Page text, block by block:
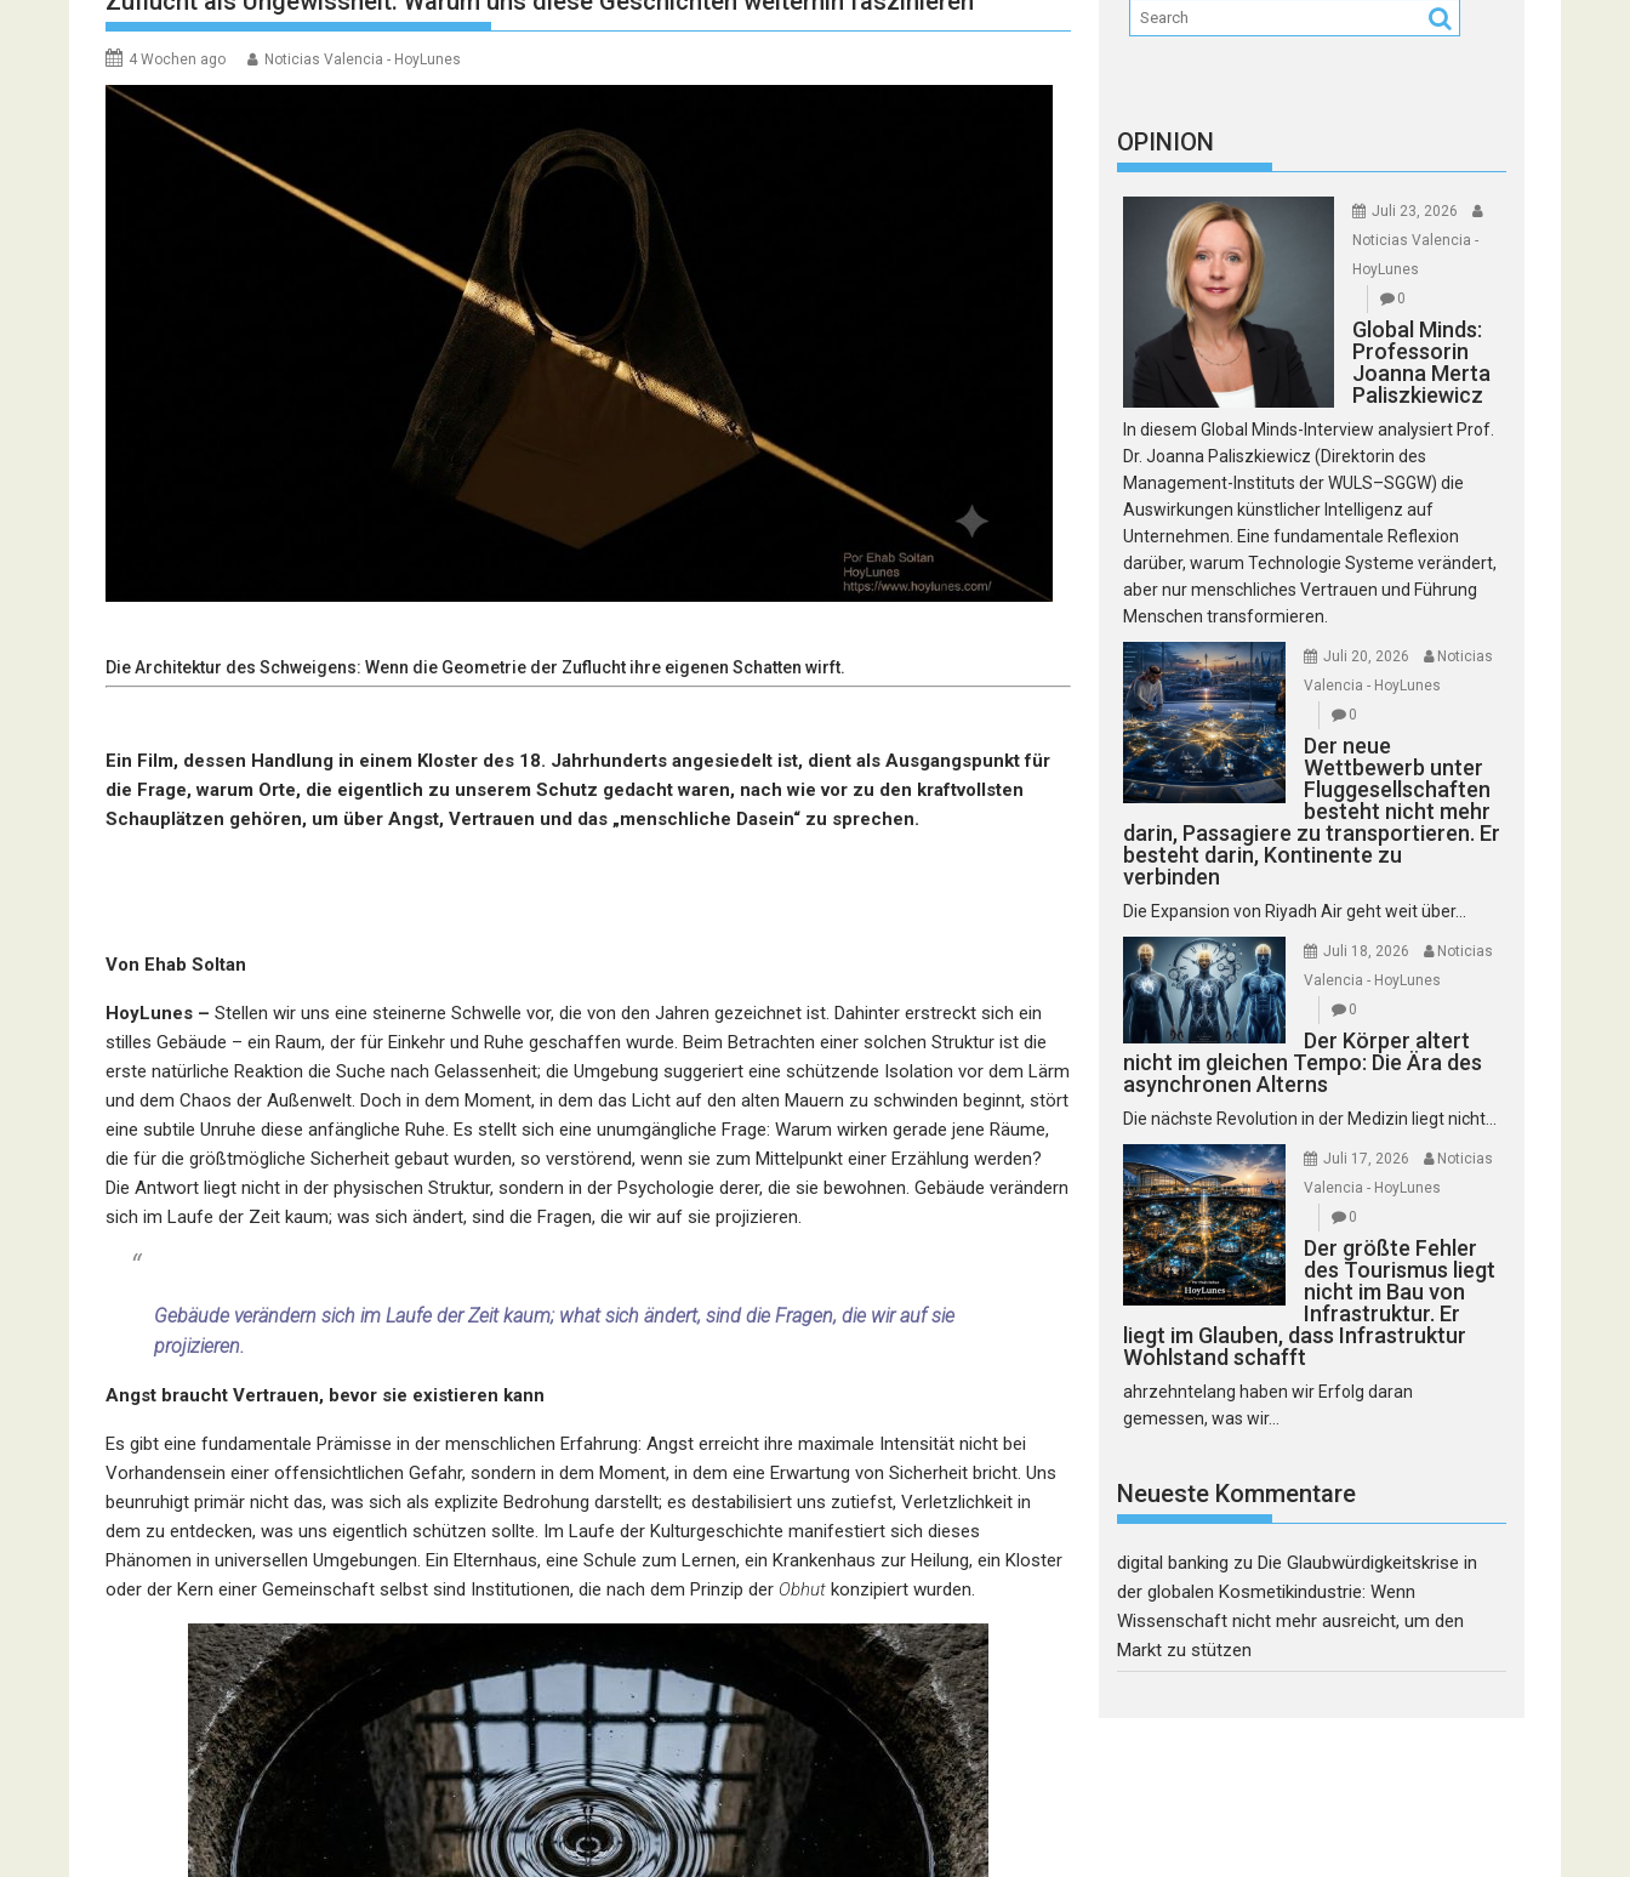
4 Wochen ago Noticias Valencia - HoyLunes
Die Architektur des Schweigens: Wenn die Geometrie der Zuflucht ihre eigenen Schatten wirft.
Ein Film, dessen Handlung in einem Kloster des 18. Jahrhunderts angesiedelt ist, dient als Ausgangspunkt für
die Frage, warum Orte, die eigentlich zu unserem Schutz gedacht waren, nach wie vor zu den kraftvollsten
Schauplätzen gehören, um über Angst, Vertrauen und das „menschliche Dasein“ zu sprechen.
Von Ehab Soltan
HoyLunes – Stellen wir uns eine steinerne Schwelle vor, die von den Jahren gezeichnet ist. Dahinter erstreckt sich ein
stilles Gebäude – ein Raum, der für Einkehr und Ruhe geschaffen wurde. Beim Betrachten einer solchen Struktur ist die
erste natürliche Reaktion die Suche nach Gelassenheit; die Umgebung suggeriert eine schützende Isolation vor dem Lärm
und dem Chaos der Außenwelt. Doch in dem Moment, in dem das Licht auf den alten Mauern zu schwinden beginnt, stört
eine subtile Unruhe diese anfängliche Ruhe. Es stellt sich eine unumgängliche Frage: Warum wirken gerade jene Räume,
die für die größtmögliche Sicherheit gebaut wurden, so verstörend, wenn sie zum Mittelpunkt einer Erzählung werden?
Die Antwort liegt nicht in der physischen Struktur, sondern in der Psychologie derer, die sie bewohnen. Gebäude verändern
sich im Laufe der Zeit kaum; was sich ändert, sind die Fragen, die wir auf sie projizieren.
Gebäude verändern sich im Laufe der Zeit kaum; what sich ändert, sind die Fragen, die wir auf sie
projizieren.
Angst braucht Vertrauen, bevor sie existieren kann
Es gibt eine fundamentale Prämisse in der menschlichen Erfahrung: Angst erreicht ihre maximale Intensität nicht bei
Vorhandensein einer offensichtlichen Gefahr, sondern in dem Moment, in dem eine Erwartung von Sicherheit bricht. Uns
beunruhigt primär nicht das, was sich als explizite Bedrohung darstellt; es destabilisiert uns zutiefst, Verletzlichkeit in
dem zu entdecken, was uns eigentlich schützen sollte. Im Laufe der Kulturgeschichte manifestiert sich dieses
Phänomen in universellen Umgebungen. Ein Elternhaus, eine Schule zum Lernen, ein Krankenhaus zur Heilung, ein Kloster
oder der Kern einer Gemeinschaft selbst sind Institutionen, die nach dem Prinzip der Obhut konzipiert wurden.
OPINION
Juli 23, 2026
Noticias Valencia -
HoyLunes
0
Global Minds:
Professorin
Joanna Merta
Paliszkiewicz
In diesem Global Minds-Interview analysiert Prof.
Dr. Joanna Paliszkiewicz (Direktorin des
Management-Instituts der WULS–SGGW) die
Auswirkungen künstlicher Intelligenz auf
Unternehmen. Eine fundamentale Reflexion
darüber, warum Technologie Systeme verändert,
aber nur menschliches Vertrauen und Führung
Menschen transformieren.
Juli 20, 2026
Noticias
Valencia - HoyLunes
0
Der neue
Wettbewerb unter
Fluggesellschaften
besteht nicht mehr
darin, Passagiere zu transportieren. Er
besteht darin, Kontinente zu
verbinden
Die Expansion von Riyadh Air geht weit über...
Juli 18, 2026
Noticias
Valencia - HoyLunes
0
Der Körper altert
nicht im gleichen Tempo: Die Ära des
asynchronen Alterns
Die nächste Revolution in der Medizin liegt nicht...
Juli 17, 2026
Noticias
Valencia - HoyLunes
0
Der größte Fehler
des Tourismus liegt
nicht im Bau von
Infrastruktur. Er
liegt im Glauben, dass Infrastruktur
Wohlstand schafft
ahrzehntelang haben wir Erfolg daran
gemessen, was wir...
Neueste Kommentare
digital banking zu Die Glaubwürdigkeitskrise in
der globalen Kosmetikindustrie: Wenn
Wissenschaft nicht mehr ausreicht, um den
Markt zu stützen